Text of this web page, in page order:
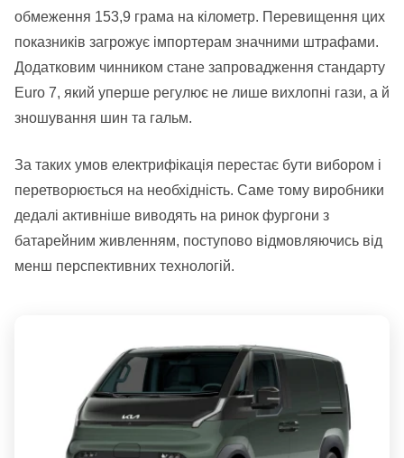
обмеження 153,9 грама на кілометр. Перевищення цих
показників загрожує імпортерам значними штрафами.
Додатковим чинником стане запровадження стандарту
Euro 7, який уперше регулює не лише вихлопні гази, а й
зношування шин та гальм.
За таких умов електрифікація перестає бути вибором і
перетворюється на необхідність. Саме тому виробники
дедалі активніше виводять на ринок фургони з
батарейним живленням, поступово відмовляючись від
менш перспективних технологій.